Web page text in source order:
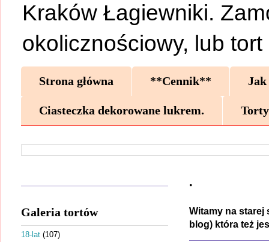
Kraków Łagiewniki.
okolicznościowy, lub tort
Strona główna **Cennik** Jak
Ciasteczka dekorowane lukrem.
.
Witamy na starej
blog) która też
Galeria tortów
18-lat (107)